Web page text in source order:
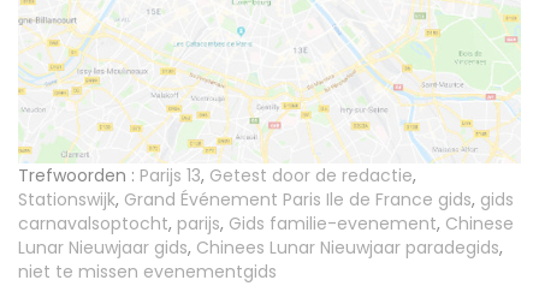
Trefwoorden : Parijs 13, Getest door de redactie,
Stationswijk, Grand Événement Paris Ile de France gids, gids
carnavalsoptocht, parijs, Gids familie-evenement, Chinese
Lunar Nieuwjaar gids, Chinees Lunar Nieuwjaar paradegids,
niet te missen evenementgids